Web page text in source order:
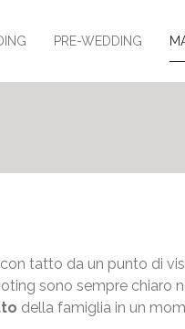
PRE-WEDDING
tatto da un punto di
sono sempre chiaro
della famiglia in un